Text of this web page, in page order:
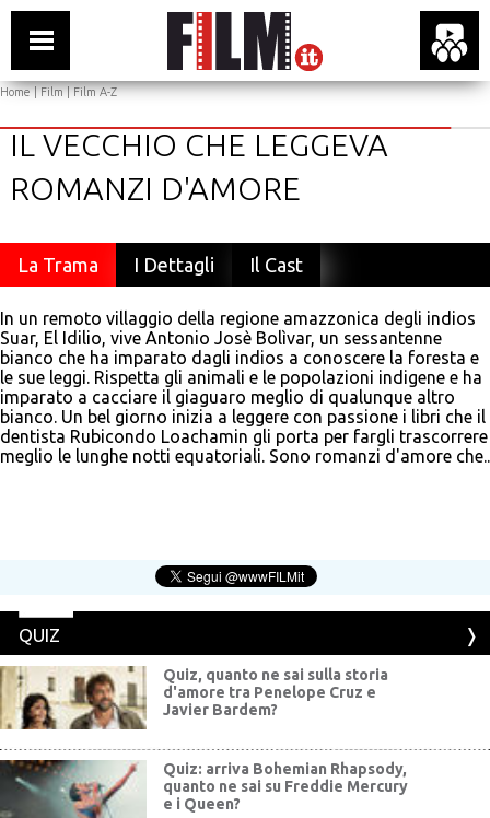
Home|Film|Film A-Z
IL VECCHIO CHE LEGGEVA
ROMANZI D'AMORE
La Trama I Dettagli Il Cast
In un remoto villaggio della regione amazzonica degli indios
Suar, El Idilio, vive Antonio Josè Bolìvar, un sessantenne
bianco che ha imparato dagli indios a conoscere la foresta e
le sue leggi. Rispetta gli animali e le popolazioni indigene e ha
imparato a cacciare il giaguaro meglio di qualunque altro
bianco. Un bel giorno inizia a leggere con passione i libri che il
dentista Rubicondo Loachamin gli porta per fargli trascorrere
meglio le lunghe notti equatoriali. Sono romanzi d'amore che..
QUIZ
Quiz, quanto ne sai sulla storia
d'amore tra Penelope Cruz e
Javier Bardem?
Quiz: arriva Bohemian Rhapsody,
quanto ne sai su Freddie Mercury
e i Queen?